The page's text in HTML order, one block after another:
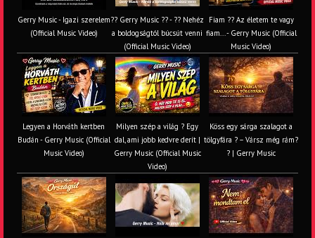
Gerry Music - Igazi szerelem
(Official Music Video)
?? Gerry Music ?? - ?? Nehéz
a boldogságtól búcsút venni
(Official Music Video)
Fiam ?‍? Az életem te vagy
fiam... - Gerry Music (Official
Music Video)
Legyen a Horváth kertben
Budán - Gerry Music (Official
Music Video)
Milyen szép a világ ? Egy
dal, ami jobb kedvre derít |
Gerry Music (Official Music
Video)
Köss egy sárga szalagot a
tölgyfára ?️ – Vársz még rám?
? | Gerry Music